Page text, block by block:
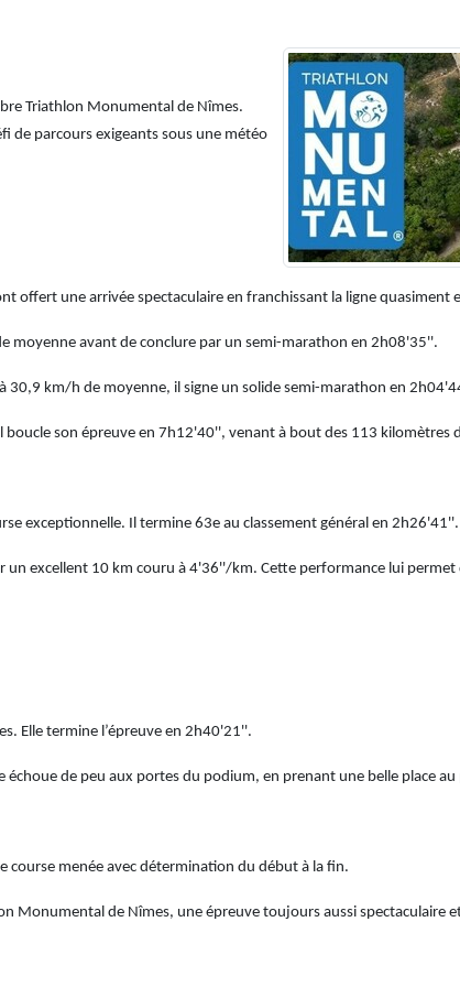
Triathlon Monumental de Nîmes.
de parcours exigeants sous une météo
offert une arrivée spectaculaire en franchissant la ligne quasiment
moyenne avant de conclure par un semi-marathon en 2h08'35''.
30,9 km/h de moyenne, il signe un solide semi-marathon en
boucle son épreuve en 7h12'40'', venant à bout des 113 kilomètres
exceptionnelle. Il termine 63e au classement général en 2h26'41''.
excellent 10 km couru à 4'36''/km. Cette performance lui permet
Elle termine l’épreuve en 2h40'21''.
de peu aux portes du podium, en prenant une belle place au
course menée avec détermination du début à la fin.
Monumental de Nîmes, une épreuve toujours aussi spectaculaire